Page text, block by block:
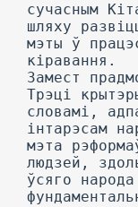
сучасным
шляху
мэты ў
кіравання.
Замест
Трэці
словамі,
інтарэсам
мэта
людзей,
ўсяго